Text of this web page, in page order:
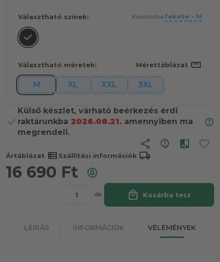
Választható színek: Kiválasztva:fekete - M
Választható méretek: Mérettáblázat straighten
M XL XXL 3XL
Külső készlet, várható beérkezés érdi
raktárunkba 2026.08.21. amennyiben ma
megrendeli.
share
Ártáblázat view_list Szállítási információk local_shipping
16 690 Ft
db local_mall Kosárba tesz
LEÍRÁS INFORMÁCIÓK VÉLEMÉNYEK